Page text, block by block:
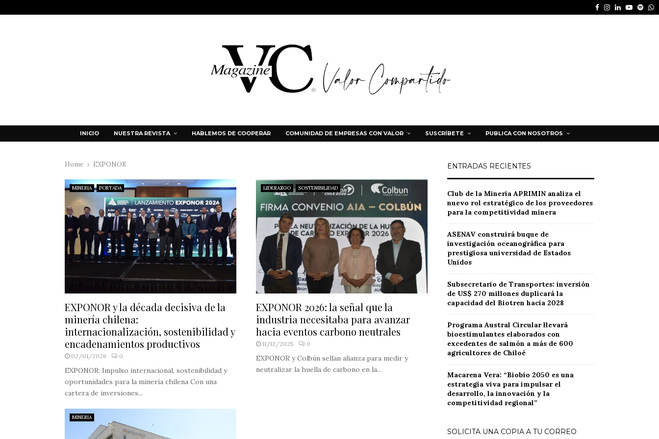
Facebook
Instagram
LinkedinYoutube
INICIO NUESTRA REVISTA HABLEMOS DE COOPERAR COMUNIDAD DE EMPRESAS CON VALOR SUSCRÍBETE PUBLICA CON NOSOTROS
Home EXPONOR
MINERIA PORTADA
EXPONOR y la década decisiva de la
minería chilena:
internacionalización, sostenibilidad y
encadenamientos productivos
02/01/2026 0
EXPONOR: Impulso internacional, sostenibilidad y
oportunidades para la minería chilena Con una
cartera de inversiones...
LIDERAZGO SOSTENIBILIDAD
EXPONOR 2026: la señal que la
industria necesitaba para avanzar
hacia eventos carbono neutrales
11/12/2025 0
EXPONOR y Colbún sellan alianza para medir y
neutralizar la huella de carbono en la...
MINERIA
ENTRADAS RECIENTES
Club de la Minería APRIMIN analiza el
nuevo rol estratégico de los proveedores
para la competitividad minera
ASENAV construirá buque de
investigación oceanográfica para
prestigiosa universidad de Estados
Unidos
Subsecretario de Transportes: inversión
de US$ 270 millones duplicará la
capacidad del Biotren hacia 2028
Programa Austral Circular llevará
bioestimulantes elaborados con
excedentes de salmón a más de 600
agricultores de Chiloé
Macarena Vera: “Biobío 2050 es una
estrategia viva para impulsar el
desarrollo, la innovación y la
competitividad regional”
SOLICITA UNA COPIA A TU CORREO